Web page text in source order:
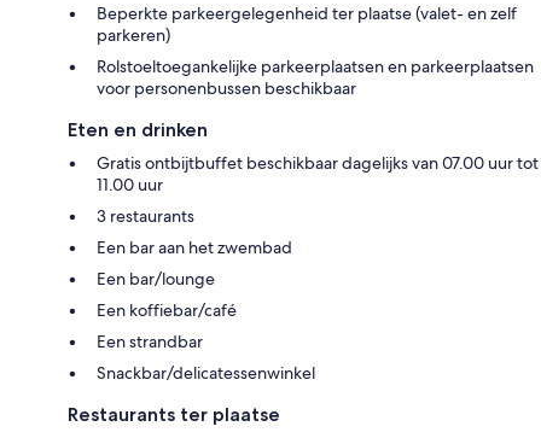
Beperkte parkeergelegenheid ter plaatse (valet- en zelf
parkeren)
Rolstoeltoegankelijke parkeerplaatsen en parkeerplaatsen
voor personenbussen beschikbaar
Eten en drinken
Gratis ontbijtbuffet beschikbaar dagelijks van 07.00 uur tot
11.00 uur
3 restaurants
Een bar aan het zwembad
Een bar/lounge
Een koffiebar/café
Een strandbar
Snackbar/delicatessenwinkel
Restaurants ter plaatse